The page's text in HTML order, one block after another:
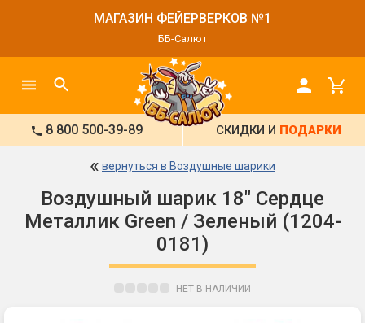
МАГАЗИН ФЕЙЕРВЕРКОВ №1
ББ-Салют
8 800 500-39-89 СКИДКИ И ПОДАРКИ
« вернуться в Воздушные шарики
Воздушный шарик 18" Сердце
Металлик Green / Зеленый (1204-
0181)
НЕТ В НАЛИЧИИ